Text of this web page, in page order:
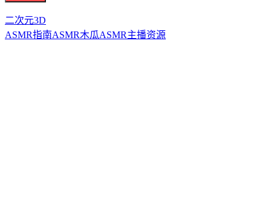
二次元3D
ASMR指南ASMR木瓜ASMR主播资源